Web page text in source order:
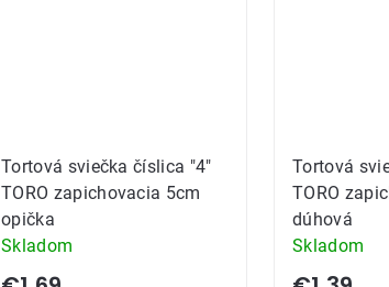
Tortová sviečka číslica "4"
TORO zapichovacia 5cm
opička
Skladom
Tortová
TORO
dúhová
Skladom